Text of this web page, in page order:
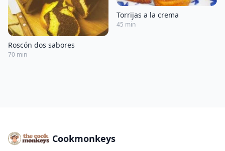
Roscón dos sabores
70 min
Torrijas a la crema
45 min
Cookmonkeys